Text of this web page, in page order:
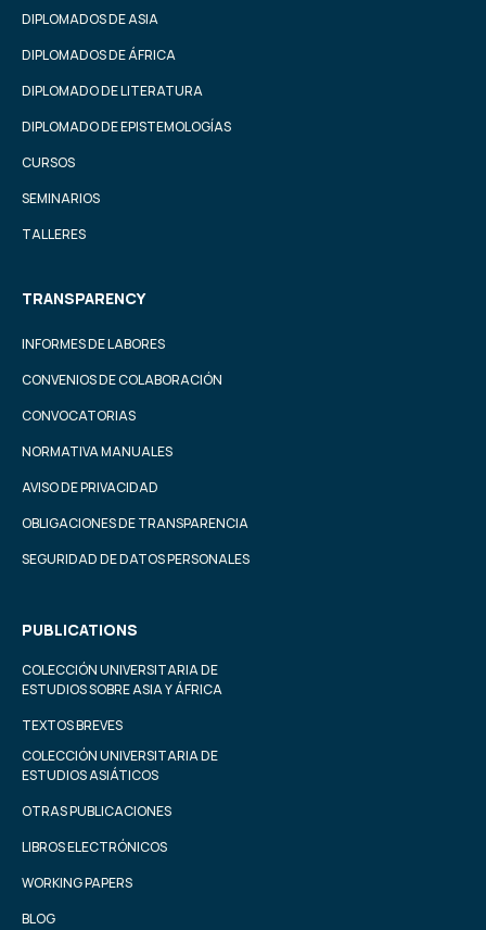
DIPLOMADOS DE ASIA
DIPLOMADOS DE ÁFRICA
DIPLOMADO DE LITERATURA
DIPLOMADO DE EPISTEMOLOGÍAS
CURSOS
SEMINARIOS
TALLERES
TRANSPARENCY
INFORMES DE LABORES
CONVENIOS DE COLABORACIÓN
CONVOCATORIAS
NORMATIVA MANUALES
AVISO DE PRIVACIDAD
OBLIGACIONES DE TRANSPARENCIA
SEGURIDAD DE DATOS PERSONALES
PUBLICATIONS
COLECCIÓN UNIVERSITARIA DE
ESTUDIOS SOBRE ASIA Y ÁFRICA
TEXTOS BREVES
COLECCIÓN UNIVERSITARIA DE
ESTUDIOS ASIÁTICOS
OTRAS PUBLICACIONES
LIBROS ELECTRÓNICOS
WORKING PAPERS
BLOG